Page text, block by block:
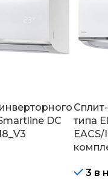
DC
типа
EACS/
3 в